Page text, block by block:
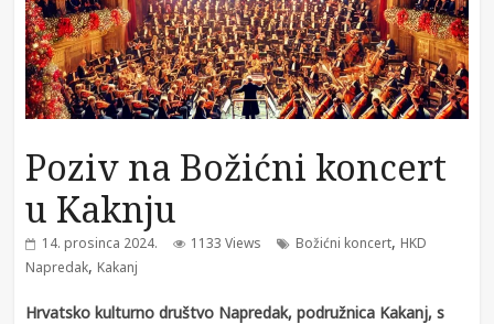
Poziv na Božićni koncert
u Kaknju
14. prosinca 2024. 1133 Views Božićni koncert, HKD
Napredak, Kakanj
Hrvatsko kulturno društvo Napredak, podružnica Kakanj, s